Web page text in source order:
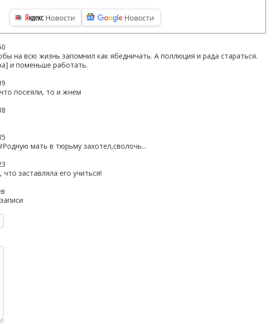
на всю жизнь запомнил как ябедничать. А поллюция и рада стараться.
и поменьше работать.
посеяли, то и жнем
мать в тюрьму захотел,сволочь...
заставляла его учиться!